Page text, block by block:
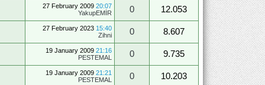
27 February 2009 20:07
YakupEMİR
0
12.053
27 February 2023 15:40
Zihni
0
8.607
19 January 2009 21:16
PESTEMAL
0
9.735
19 January 2009 21:21
PESTEMAL
0
10.203